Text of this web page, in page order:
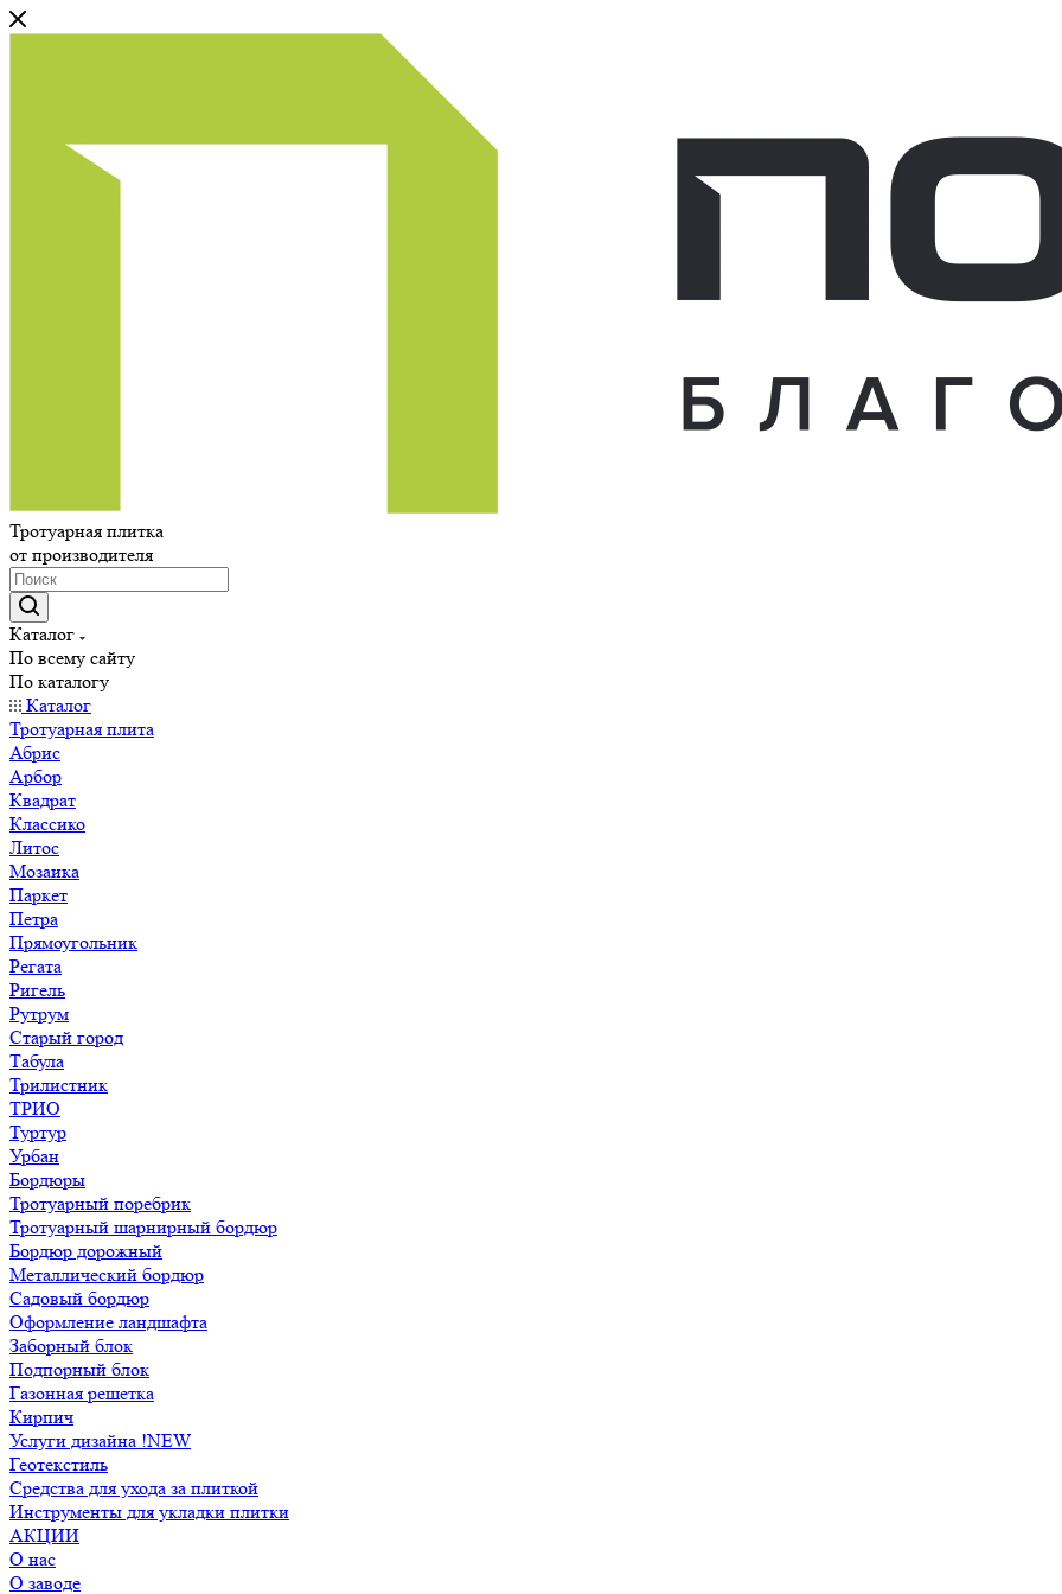
Тротуарная плитка
от производителя
Каталог
По всему сайту
По каталогу
Каталог
Тротуарная плита
Абрис
Арбор
Квадрат
Классико
Литос
Мозаика
Паркет
Петра
Прямоугольник
Регата
Ригель
Рутрум
Старый город
Табула
Трилистник
ТРИО
Туртур
Урбан
Бордюры
Тротуарный поребрик
Тротуарный шарнирный бордюр
Бордюр дорожный
Металлический бордюр
Садовый бордюр
Оформление ландшафта
Заборный блок
Подпорный блок
Газонная решетка
Кирпич
Услуги дизайна !NEW
Геотекстиль
Средства для ухода за плиткой
Инструменты для укладки плитки
АКЦИИ
О нас
О заводе